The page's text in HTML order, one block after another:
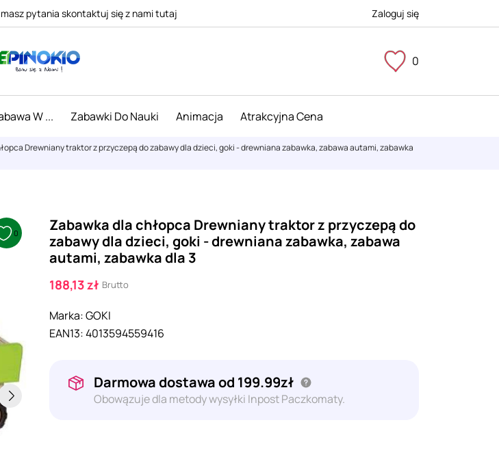
pytania skontaktuj się z nami tutaj Zaloguj się
0
W ... Zabawki Do Nauki Animacja Atrakcyjna Cena
Drewniany traktor z przyczepą do zabawy dla dzieci, goki - drewniana zabawka, zabawa autami, zabawka
0
Zabawka dla chłopca Drewniany traktor z przyczepą do
zabawy dla dzieci, goki - drewniana zabawka, zabawa
autami, zabawka dla 3
188,13 zł Brutto
Marka:GOKI
EAN13:4013594559416
Darmowa dostawa od 199.99zł
Obowązuje dla metody wysyłki Inpost Paczkomaty.